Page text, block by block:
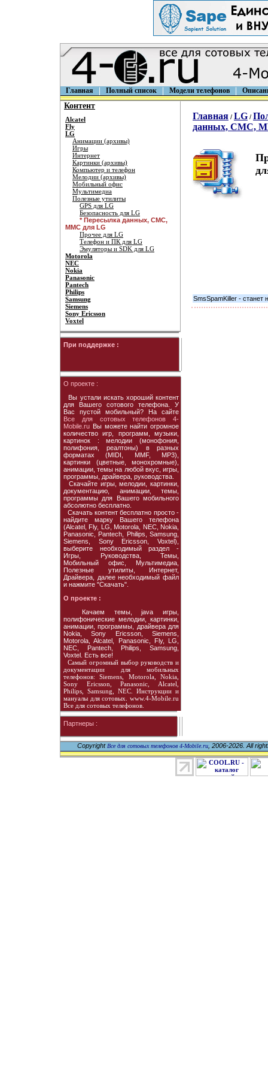
Главная Полный список Модели телефонов
Контент
Alcatel
Fly
LG
Анимации (архивы)
Игры
Интернет
Картинки (архивы)
Компьютер и телефон
Мелодии (архивы)
Мобильный офис
Мультимедиа
Полезные утилиты
GPS для LG
Безопасность для LG
* Пересылка данных, СМС,
ММС для LG
Прочее для LG
Телефон и ПК для LG
Эмуляторы и SDK для LG
Motorola
NEC
Nokia
Panasonic
Pantech
Philips
Samsung
Siemens
Sony Ericsson
Voxtel
При поддержке :
О проекте :
Вы устали искать хороший контент
для Вашего сотового телефона. У
Вас пустой мобильный? На сайте
Все для сотовых телефонов 4-
Mobile.ru Вы можете найти огромное
количество игр, программ, музыки,
картинок : мелодии (монофония,
полифония, реалтоны) в разных
форматах (MIDI, MMF, MP3),
картинки (цветные, монохромные),
анимации, темы на любой вкус, игры,
программы, драйвера, руководства.
Скачайте игры, мелодии, картинки,
документацию, анимации, темы,
программы для Вашего мобильного
абсолютно бесплатно.
Скачать контент бесплатно просто -
найдите марку Вашего телефона
(Alcatel, Fly, LG, Motorola, NEC, Nokia,
Panasonic, Pantech, Philips, Samsung,
Siemens, Sony Ericsson, Voxtel),
выберите необходимый раздел -
Игры, Руководства, Темы,
Мобильный офис, Мультимедиа,
Полезные утилиты, Интернет,
Драйвера, далее необходимый файл
и нажмите "Скачать".
О проекте :
Качаем темы, java игры,
полифонические мелодии, картинки,
анимации, программы, драйвера для
Nokia, Sony Ericsson, Siemens,
Motorola, Alcatel, Panasonic, Fly, LG,
NEC, Pantech, Philips, Samsung,
Voxtel. Есть все!
Самый огромный выбор руководств и
документации для мобильных
телефонов: Siemens, Motorola, Nokia,
Sony Ericsson, Panasonic, Alcatel,
Philips, Samsung, NEC. Инструкции и
мануалы для сотовых. www.4-Mobile.ru
Все для сотовых телефонов.
Партнеры :
Главная / LG /
данных, СМС,
SmsSpamKiller -
Copyright Все для сотовых телефонов 4-Mobile.ru, 2006-2026. All